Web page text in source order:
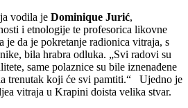
vodila je Dominique Jurić,
i etnologije te profesorica likovne
je da je pokretanje radionica vitraja, s
bila hrabra odluka. „Svi radovi su
same polaznice su bile iznenađene
trenutak koji će svi pamtiti.“ Ujedno je
vitraja u Krapini doista velika stvar.